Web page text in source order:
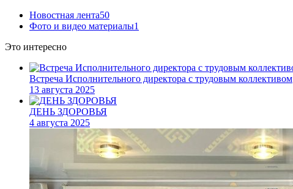
Новостная лента50
Фото и видео материалы1
Это интересно
Встреча Исполнительного директора с трудовым коллективом
13 августа 2025
ДЕНЬ ЗДОРОВЬЯ
4 августа 2025